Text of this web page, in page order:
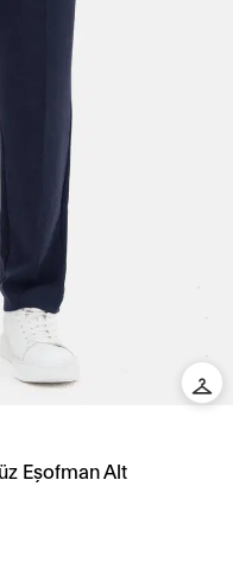
Eşofman Alt